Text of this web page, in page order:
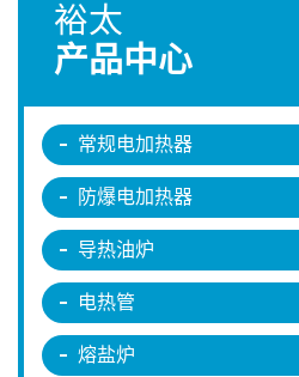
裕太
产品中心
常规电加热器
防爆电加热器
导热油炉
电热管
熔盐炉